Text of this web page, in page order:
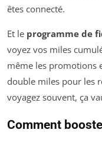
êtes connecté.
Et le programme de
voyez vos miles
même les promotions
double miles pour les
voyagez souvent, ça
Comment